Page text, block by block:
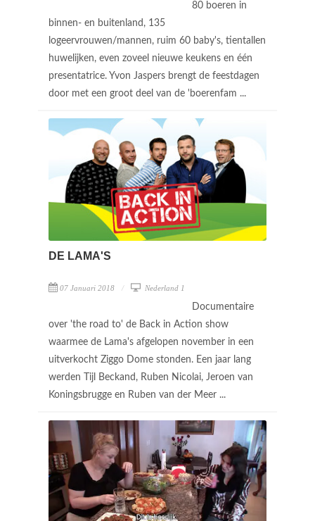
80 boeren in
binnen- en buitenland, 135
logeervrouwen/mannen, ruim 60 baby's, tientallen
huwelijken, even zoveel nieuwe keukens en één
presentatrice. Yvon Jaspers brengt de feestdagen
door met een groot deel van de 'boerenfam ...
DE LAMA'S
07 Januari 2018 Nederland 1
Documentaire
over 'the road to' de Back in Action show
waarmee de Lama's afgelopen november in een
uitverkocht Ziggo Dome stonden. Een jaar lang
werden Tijl Beckand, Ruben Nicolai, Jeroen van
Koningsbrugge en Ruben van der Meer ...